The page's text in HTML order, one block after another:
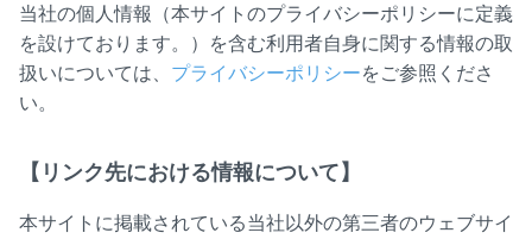
当社の個人情報（本サイトのプライバシーポリシーに定義
を設けております。）を含む利用者自身に関する情報の取
扱いについては、 プライバシーポリシーをご参照くださ
い。
【リンク先における情報について】
本サイトに掲載されている当社以外の第三者のウェブサイ